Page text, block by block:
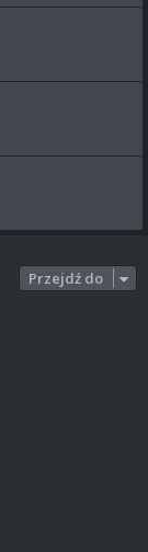
Przejdź do